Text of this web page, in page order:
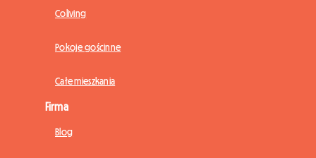
Coliving
Pokoje gościnne
Całe mieszkania
Firma
Blog